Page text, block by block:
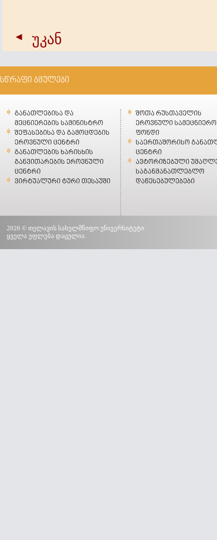
უკან
სწრაფი ბმულები
განათლებისა და
მეცნიერების სამინისტრო
შეფასებისა და გამოცდების
ეროვნული ცენტრი
განათლების ხარისხის
განვითარების ეროვნული
ცენტრი
ვირტუალური ტური თესაუში
შოთა რუსთაველის
ეროვნული სამეცნიერო
ფონდი
საერთაშორისო
ცენტრი
ავტორიზებული
საგანმანათლებლო
დაწესებულებები
2026 © თელავის სახელმწიფო უნივერსიტეტი.
ყველა უფლება დაცულია.